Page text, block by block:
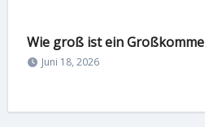
Wie groß ist ein
Juni 18, 2026